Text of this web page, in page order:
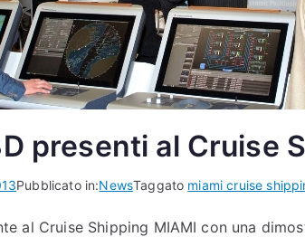
presenti al Cruise
Pubblicato in:NewsTaggato miami cruise
al Cruise Shipping MIAMI con una